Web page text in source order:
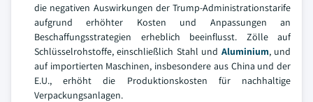
die negativen Auswirkungen der Trump-Administrationstarife
aufgrund erhöhter Kosten und Anpassungen an
Beschaffungsstrategien erheblich beeinflusst. Zölle auf
Schlüsselrohstoffe, einschließlich Stahl und Aluminium, und
auf importierten Maschinen, insbesondere aus China und der
E.U., erhöht die Produktionskosten für nachhaltige
Verpackungsanlagen.